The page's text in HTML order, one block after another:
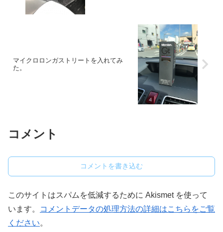
マイクロロンガストリートを入れてみ
た。
コメント
コメントを書き込む
このサイトはスパムを低減するために Akismet を使って
います。
コメントデータの処理方法の詳細はこちらをご覧
ください。